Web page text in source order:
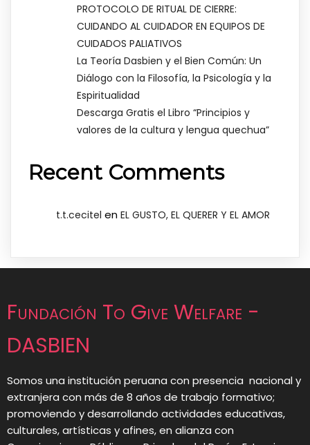
PROTOCOLO DE RITUAL DE CIERRE:
CUIDANDO AL CUIDADOR EN EQUIPOS DE
CUIDADOS PALIATIVOS
La Teoría Dasbien y el Bien Común: Un
Diálogo con la Filosofía, la Psicología y la
Espiritualidad
Descarga Gratis el Libro “Principios y
valores de la cultura y lengua quechua”
Recent Comments
t.t.cecitel en EL GUSTO, EL QUERER Y EL AMOR
Fundación To Give Welfare -
DASBIEN
Somos una institución peruana con presencia nacional y
extranjera con más de 8 años de trabajo formativo;
promoviendo y desarrollando actividades educativas,
culturales, artísticas y afines, en alianza con